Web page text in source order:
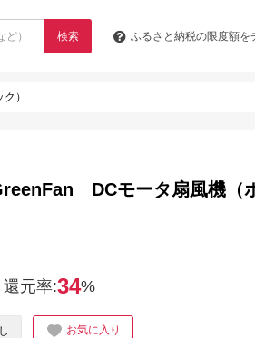
検索 ふるさと納税の限度額を
）
DCモータ扇風機（ホ
還元率:34%
お気に入り